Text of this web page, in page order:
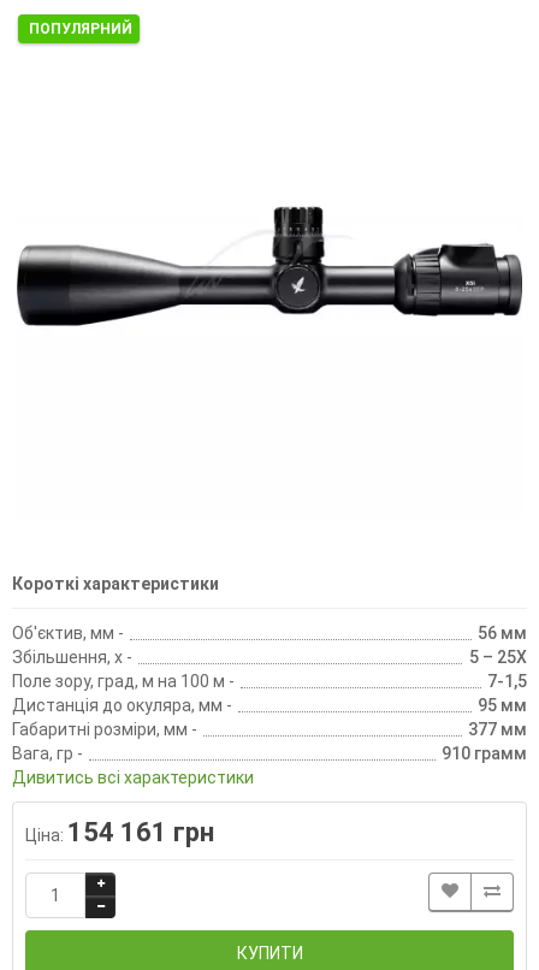
ПОПУЛЯРНИЙ
Короткі характеристики
Об'єктив, мм -
56 мм
Збільшення, х -
5 – 25X
Поле зору, град, м на 100 м -
7-1,5
Дистанція до окуляра, мм -
95 мм
Габаритні розміри, мм -
377 мм
Вага, гр -
910 грамм
Дивитись всі характеристики
Ціна: 154 161 грн
КУПИТИ